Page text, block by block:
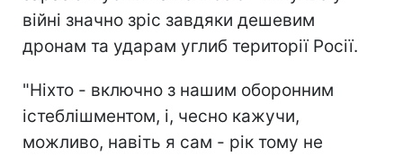
війні значно зріс завдяки дешевим
дронам та ударам углиб території Росії.
"Ніхто - включно з нашим оборонним
істеблішментом, і, чесно кажучи,
можливо, навіть я сам - рік тому не